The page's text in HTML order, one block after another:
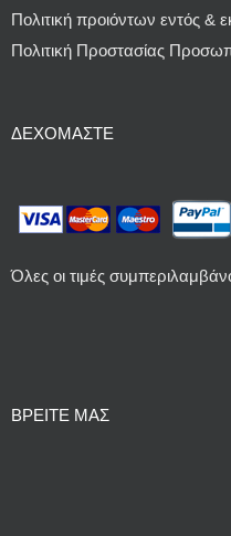
Πολιτική προιόντων εντός &
Πολιτική Προστασίας
ΔΕΧΌΜΑΣΤΕ
Όλες οι τιμές
ΒΡΕΙΤΕ ΜΑΣ